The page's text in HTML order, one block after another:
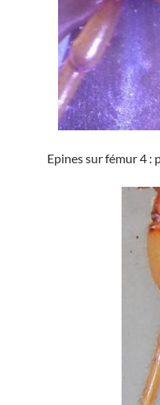
Epines sur fémur 4 :